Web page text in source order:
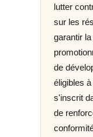
lutter
sur les
garantir
de
éligibles
s'inscrit
de